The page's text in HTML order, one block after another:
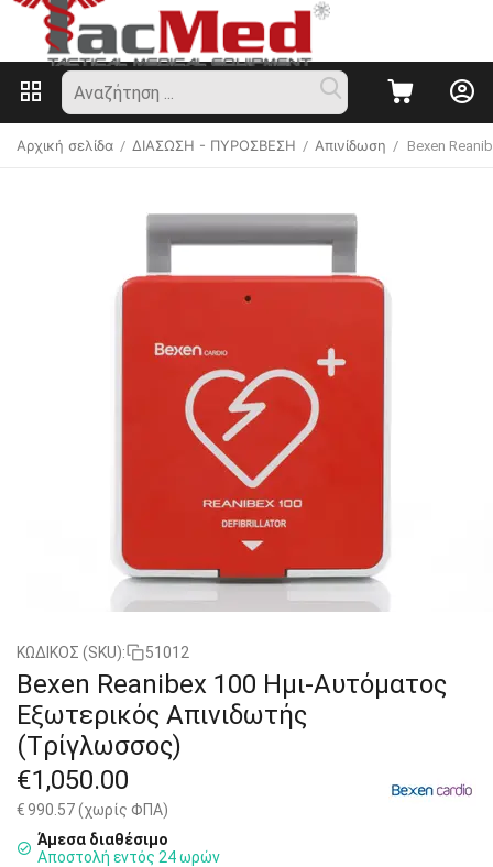
Αρχική σελίδα / ΔΙΑΣΩΣΗ - ΠΥΡΟΣΒΕΣΗ / Απινίδωση / Bexen
ΚΩΔΙΚΟΣ (SKU): 51012
Bexen Reanibex 100 Ημι-Αυτόματος
Εξωτερικός Απινιδωτής
(Tρίγλωσσος)
€1,050.00
€990.57(χωρίς ΦΠΑ)
Άμεσα διαθέσιμο
Αποστολή εντός 24 ωρών